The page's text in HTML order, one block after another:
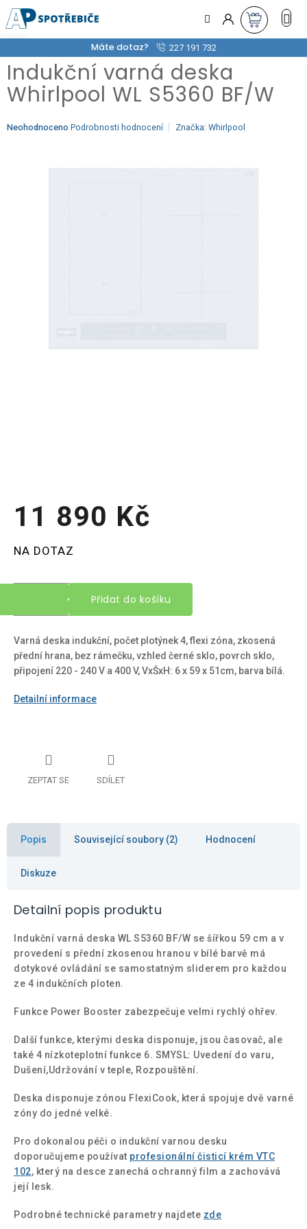
na
obsah
Máte dotaz? 227 191 732
Indukční varná deska
Whirlpool WL S5360 BF/W
Průměrné
Neohodnoceno Podrobnosti hodnocení Značka: Whirlpool
11 890 Kč
cena:
NA DOTAZ
Přidat do košíku
Varná deska indukční, počet plotýnek 4, flexi zóna, zkosená
přední hrana, bez rámečku, vzhled černé sklo, povrch sklo,
připojení 220 - 240 V a 400 V, VxŠxH: 6 x 59 x 51cm, barva bílá.
Detailní informace
ZEPTAT SE SDÍLET
Popis Související soubory (2) Hodnocení
Diskuze
Detailní popis produktu
Indukční varná deska WL S5360 BF/W se šířkou 59 cm a v
provedení s přední zkosenou hranou v bílé barvě má
dotykové ovládání se samostatným sliderem pro každou
ze 4 indukčních ploten.
Funkce Power Booster zabezpečuje velmi rychlý ohřev.
Další funkce, kterými deska disponuje, jsou časovač, ale
také 4 nízkoteplotní funkce 6. SMYSL: Uvedení do varu,
Dušení,Udržování v teple, Rozpouštění.
Deska disponuje zónou FlexiCook, která spojuje dvě varné
zóny do jedné velké.
Pro dokonalou péči o indukční varnou desku
doporučujeme používat profesionální čisticí krém VTC
102, který na desce zanechá ochranný film a zachovává
její lesk.
Podrobné technické parametry najdete zde